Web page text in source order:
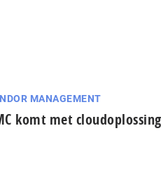
MANAGEMENT
komt met